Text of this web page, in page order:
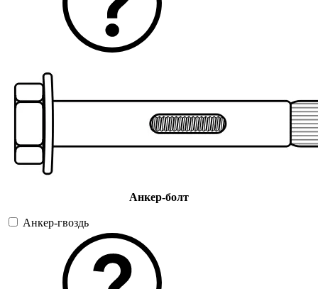
Анкер-болт
Анкер-гвоздь